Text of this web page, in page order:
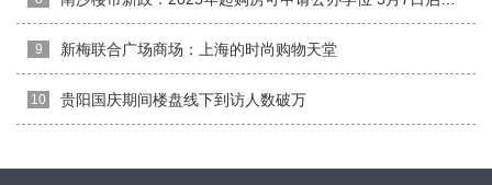
9 新梅联合广场商场：上海的时尚购物天堂
10 贵阳国庆期间楼盘线下到访人数破万